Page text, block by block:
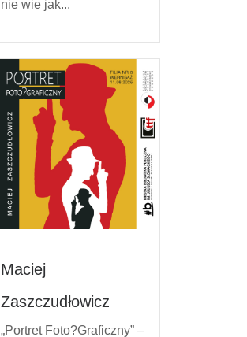
nie wie jak...
Maciej
Zaszczudłowicz
„Portret Foto?Graficzny” –